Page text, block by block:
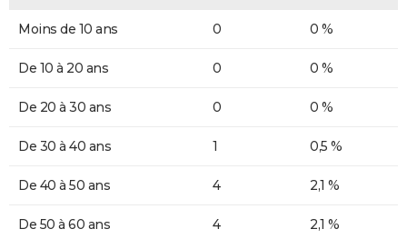
Moins de 10 ans 0 0 %
De 10 à 20 ans 0 0 %
De 20 à 30 ans 0 0 %
De 30 à 40 ans 1 0,5 %
De 40 à 50 ans 4 2,1 %
De 50 à 60 ans 4 2,1 %